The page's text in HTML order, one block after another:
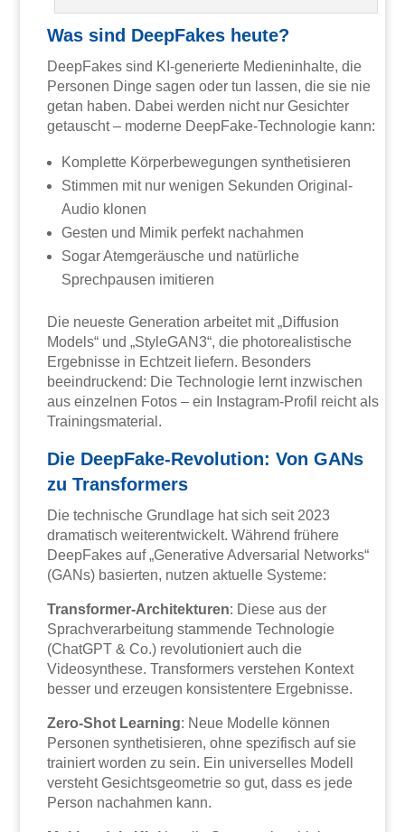
Was sind DeepFakes heute?
DeepFakes sind KI-generierte Medieninhalte, die
Personen Dinge sagen oder tun lassen, die sie nie
getan haben. Dabei werden nicht nur Gesichter
getauscht – moderne DeepFake-Technologie kann:
Komplette Körperbewegungen synthetisieren
Stimmen mit nur wenigen Sekunden Original-
Audio klonen
Gesten und Mimik perfekt nachahmen
Sogar Atemgeräusche und natürliche
Sprechpausen imitieren
Die neueste Generation arbeitet mit „Diffusion
Models“ und „StyleGAN3“, die photorealistische
Ergebnisse in Echtzeit liefern. Besonders
beeindruckend: Die Technologie lernt inzwischen
aus einzelnen Fotos – ein Instagram-Profil reicht als
Trainingsmaterial.
Die DeepFake-Revolution: Von GANs
zu Transformers
Die technische Grundlage hat sich seit 2023
dramatisch weiterentwickelt. Während frühere
DeepFakes auf „Generative Adversarial Networks“
(GANs) basierten, nutzen aktuelle Systeme:
Transformer-Architekturen: Diese aus der
Sprachverarbeitung stammende Technologie
(ChatGPT & Co.) revolutioniert auch die
Videosynthese. Transformers verstehen Kontext
besser und erzeugen konsistentere Ergebnisse.
Zero-Shot Learning: Neue Modelle können
Personen synthetisieren, ohne spezifisch auf sie
trainiert worden zu sein. Ein universelles Modell
versteht Gesichtsgeometrie so gut, dass es jede
Person nachahmen kann.